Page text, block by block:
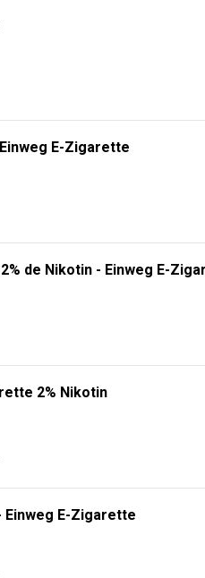
E-Zigarette
de Nikotin - Einweg E-
2% Nikotin
Einweg E-Zigarette